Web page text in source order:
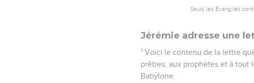
Seuls les Évangiles
Jérémie adresse une
1 Voici le contenu de la lettre
prêtres, aux prophètes et à tout
Babylone.